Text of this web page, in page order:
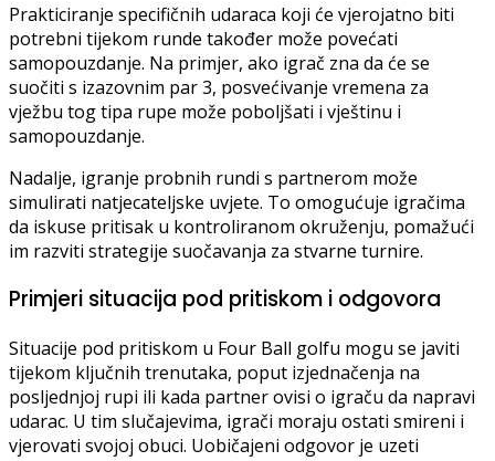
Prakticiranje specifičnih udaraca koji će vjerojatno biti
potrebni tijekom runde također može povećati
samopouzdanje. Na primjer, ako igrač zna da će se
suočiti s izazovnim par 3, posvećivanje vremena za
vježbu tog tipa rupe može poboljšati i vještinu i
samopouzdanje.
Nadalje, igranje probnih rundi s partnerom može
simulirati natjecateljske uvjete. To omogućuje igračima
da iskuse pritisak u kontroliranom okruženju, pomažući
im razviti strategije suočavanja za stvarne turnire.
Primjeri situacija pod pritiskom i odgovora
Situacije pod pritiskom u Four Ball golfu mogu se javiti
tijekom ključnih trenutaka, poput izjednačenja na
posljednjoj rupi ili kada partner ovisi o igraču da napravi
udarac. U tim slučajevima, igrači moraju ostati smireni i
vjerovati svojoj obuci. Uobičajeni odgovor je uzeti